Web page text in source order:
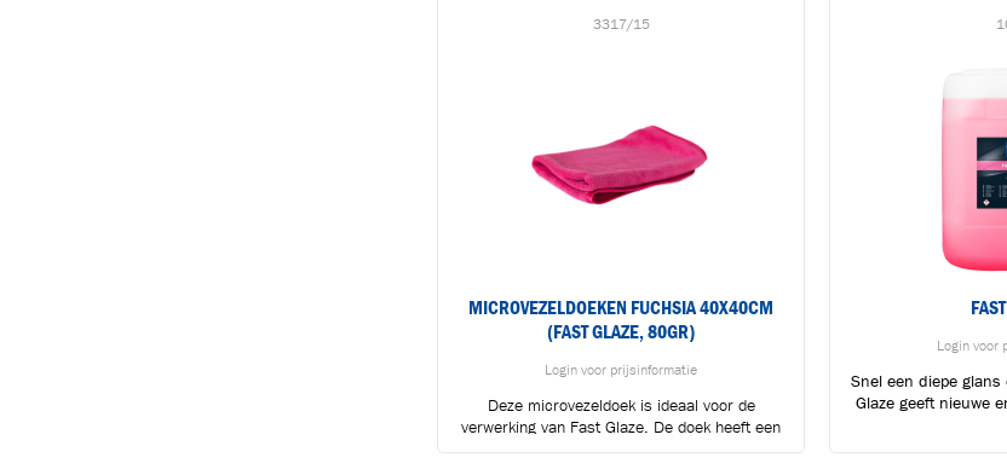
3317/15
MICROVEZELDOEKEN FUCHSIA 40X40CM
(FAST GLAZE, 80GR)
Login voor prijsinformatie
Deze microvezeldoek is ideaal voor de
verwerking van Fast Glaze. De doek heeft een
afmeting...
Login voor
Snel een diepe
Glaze geeft nieuwe
BLIJF OP DE HOOGTE VIA ONZE NIEUWSBRIEF
Ontvang vakgerelateerde tips,